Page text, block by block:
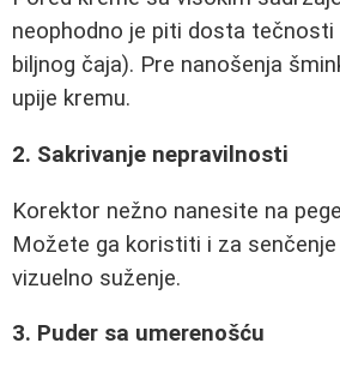
neophodno je piti dosta tečnosti
biljnog čaja). Pre nanošenja
upije kremu.
2. Sakrivanje nepravilnosti
Korektor nežno nanesite na
Možete ga koristiti i za
vizuelno suženje.
3. Puder sa umerenošću